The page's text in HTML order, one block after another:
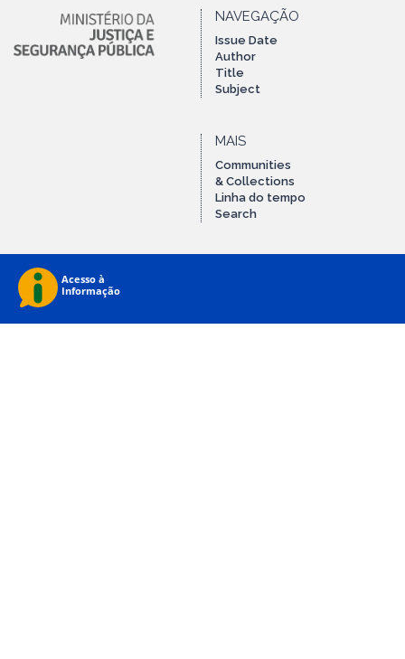
NAVEGAÇÃO
Issue Date
Author
Title
Subject
MAIS
Communities
& Collections
Linha do tempo
Search